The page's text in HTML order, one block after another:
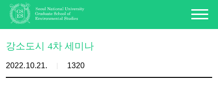
강소도시 4차 세미나
2022.10.21. 1320